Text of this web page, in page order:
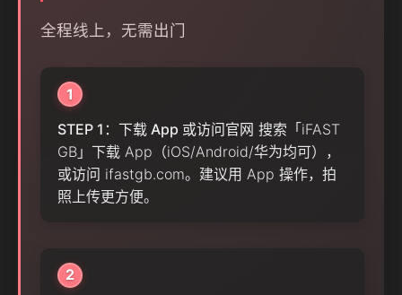
全程线上，无需出门
1
STEP 1：下载 App 或访问官网 搜索「iFAST
GB」下载 App（iOS/Android/华为均可），
或访问 ifastgb.com。建议用 App 操作，拍
照上传更方便。
2